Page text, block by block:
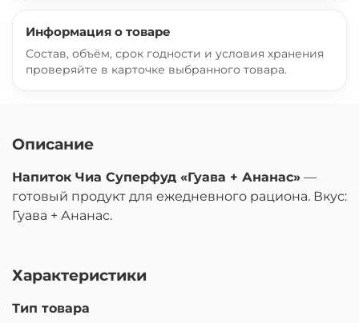
Информация о товаре
Состав, объём, срок годности и условия хранения
проверяйте в карточке выбранного товара.
Описание
Напиток Чиа Суперфуд «Гуава + Ананас» —
готовый продукт для ежедневного рациона. Вкус:
Гуава + Ананас.
Характеристики
Тип товара